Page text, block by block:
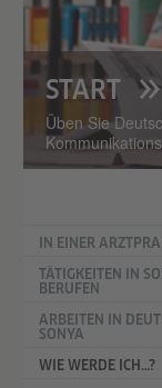
START
Üben Sie
IN EINER
TÄTIGKEITEN IN
BERUFEN
ARBEITEN IN
SONYA
WIE WERDE ICH…?